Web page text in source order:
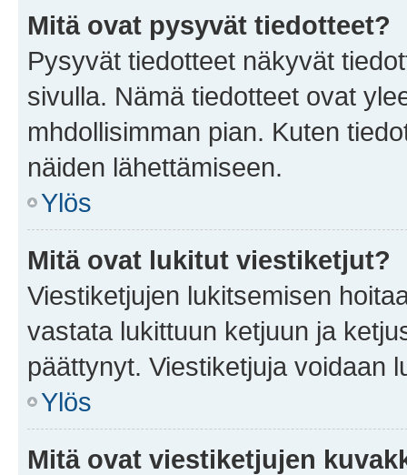
Mitä ovat pysyvät tiedotteet?
Pysyvät tiedotteet näkyvät
sivulla. Nämä tiedotteet ovat
mhdollisimman pian. Kuten
näiden lähettämiseen.
Ylös
Mitä ovat lukitut viestiketjut?
Viestiketjujen lukitsemisen
vastata lukittuun ketjuun ja
päättynyt. Viestiketjuja voidaan
Ylös
Mitä ovat viestiketjujen